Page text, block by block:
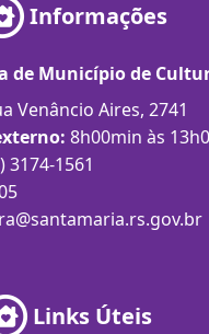
Informações
de Município de
Venâncio Aires, 2741
8h00min às
3174-1561
Links Úteis